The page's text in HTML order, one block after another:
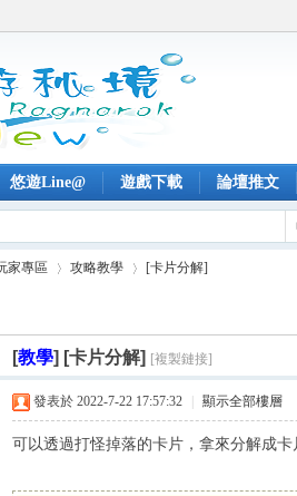
悠遊Line@ 遊戲下載 論壇推文
家專區
›
攻略教學
›
[卡片分解]
[教學] [卡片分解] [複製鏈接]
發表於 2022-7-22 17:57:32 顯示全部樓層
可以透過打怪掉落的卡片，拿來分解成